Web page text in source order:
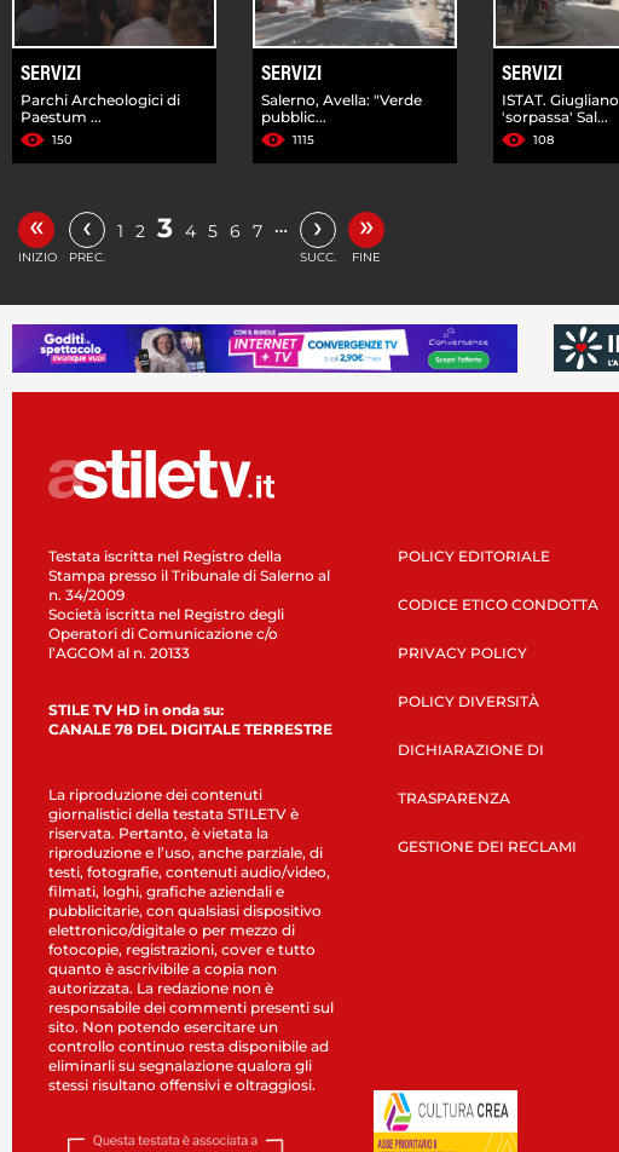
SERVIZI
Parchi Archeologici di
Paestum ...
150
SERVIZI
Salerno, Avella: "Verde
pubblic...
1115
SERVIZI
ISTAT. Giugliano
'sorpassa' Sal...
108
«
INIZIO
‹
PREC.
1 2 3 4 5 6 7 … ›
SUCC.
»
FINE
Testata iscritta nel Registro della
Stampa presso il Tribunale di Salerno al
n. 34/2009
Società iscritta nel Registro degli
Operatori di Comunicazione c/o
l’AGCOM al n. 20133
STILE TV HD in onda su:
CANALE 78 DEL DIGITALE TERRESTRE
La riproduzione dei contenuti
giornalistici della testata STILETV è
riservata. Pertanto, è vietata la
riproduzione e l’uso, anche parziale, di
testi, fotografie, contenuti audio/video,
filmati, loghi, grafiche aziendali e
pubblicitarie, con qualsiasi dispositivo
elettronico/digitale o per mezzo di
fotocopie, registrazioni, cover e tutto
quanto è ascrivibile a copia non
autorizzata. La redazione non è
responsabile dei commenti presenti sul
sito. Non potendo esercitare un
controllo continuo resta disponibile ad
eliminarli su segnalazione qualora gli
stessi risultano offensivi e oltraggiosi.
POLICY EDITORIALE
CODICE ETICO CONDOTTA
PRIVACY POLICY
POLICY DIVERSITÀ
DICHIARAZIONE DI
TRASPARENZA
GESTIONE DEI RECLAMI